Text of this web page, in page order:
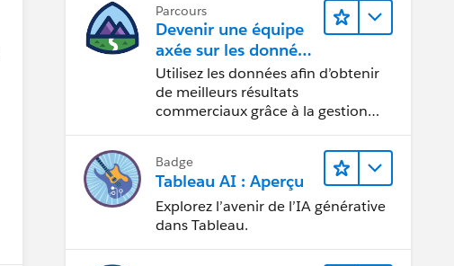
Parcours
Devenir une équipe
axée sur les données
grâce à Tableau
Utilisez les données afin d’obtenir
de meilleurs résultats
commerciaux grâce à la gestion
données, aux outils de visualisation
des données, aux récits fondés sur
les données et à la collaboration.
Badge
Tableau AI : Aperçu
Explorez l’avenir de l’IA générative
dans Tableau.